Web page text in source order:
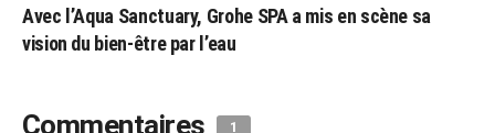
Avec l’Aqua Sanctuary, Grohe SPA a mis en scène sa
vision du bien-être par l’eau
Commentaires 1